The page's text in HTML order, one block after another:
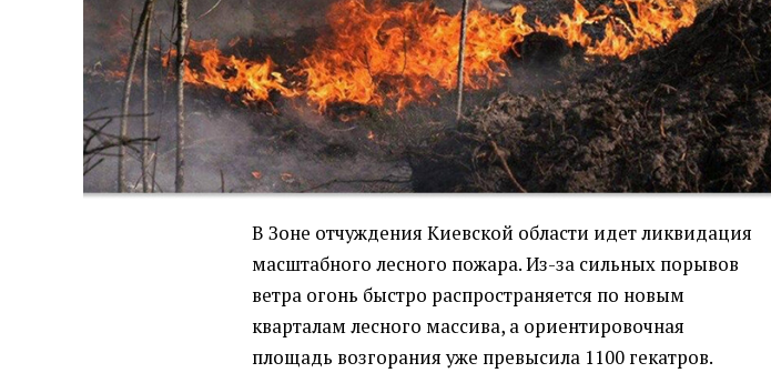
В Зоне отчуждения Киевской области идет ликвидация
масштабного лесного пожара. Из-за сильных порывов
ветра огонь быстро распространяется по новым
кварталам лесного массива, а ориентировочная
площадь возгорания уже превысила 1100 гекатров.